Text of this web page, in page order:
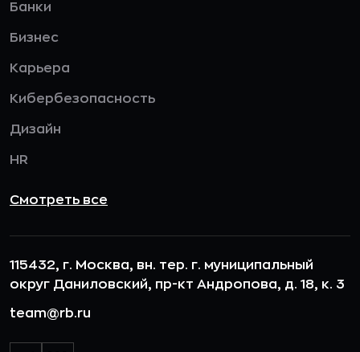
Банки
Бизнес
Карьера
Кибербезопасность
Дизайн
HR
Смотреть все
115432, г. Москва, вн. тер. г. муниципальный
округ Даниловский, пр-кт Андропова, д. 18, к. 3
team@rb.ru